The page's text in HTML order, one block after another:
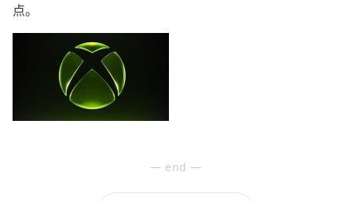
《腐烂国度3》还会继续，《漫威：刀锋战士》则要等更多
消息，而整个Xbox重组的影响，显然还没有完全落地。
微软会不会进一步公开接手方信息，以及更多项目的
具体安排，应该会成为游戏新闻网站和玩家持续关注的重